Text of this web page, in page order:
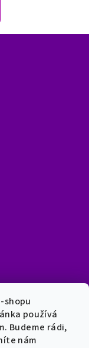
shopu
používá
Budeme rádi,
nám